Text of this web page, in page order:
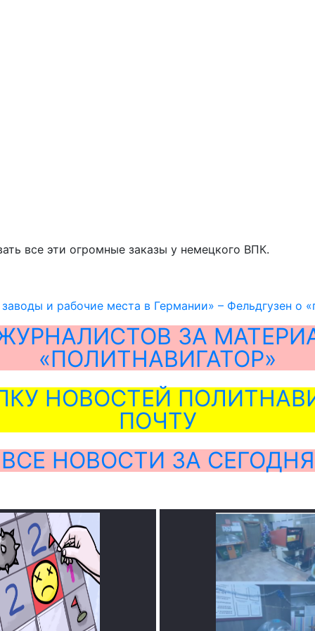
все эти огромные заказы у немецкого ВПК.
и рабочие места в Германии» – Фельдгузен о
ЗА
«ПОЛИТНАВИГАТОР»
НОВОСТЕЙ
ПОЧТУ
ВСЕ НОВОСТИ ЗА СЕГОДНЯ